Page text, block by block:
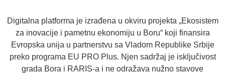
Digitalna platforma je izrađena u okviru projekta „Ekosistem
za inovacije i pametnu ekonomiju u Boru“ koji finansira
Evropska unija u partnerstvu sa Vladom Republike Srbije
preko programa EU PRO Plus. Njen sadržaj je isključivost
grada Bora i RARIS-a i ne odražava nužno stavove